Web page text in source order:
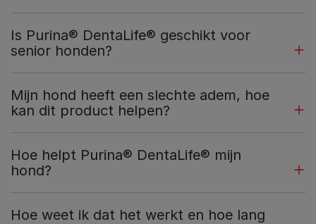
Is Purina® DentaLife® geschikt voor
senior honden?
Mijn hond heeft een slechte adem, hoe
kan dit product helpen?
Hoe helpt Purina® DentaLife® mijn
hond?
Hoe weet ik dat het werkt en hoe lang